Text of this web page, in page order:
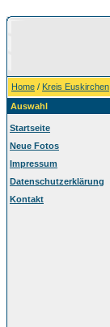
Home / Kreis Euskirchen
Auswahl
Startseite
Neue Fotos
Impressum
Datenschutzerklärung
Kontakt